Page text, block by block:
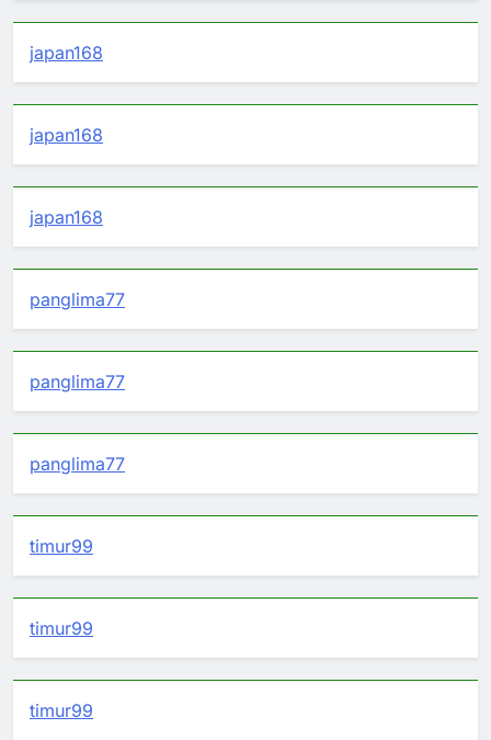
japan168
japan168
japan168
panglima77
panglima77
panglima77
timur99
timur99
timur99